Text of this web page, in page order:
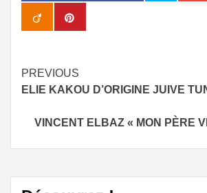
Continue
Reading
PREVIOUS
ELIE KAKOU D’ORIGINE JUIVE
VINCENT ELBAZ « MON PÈRE